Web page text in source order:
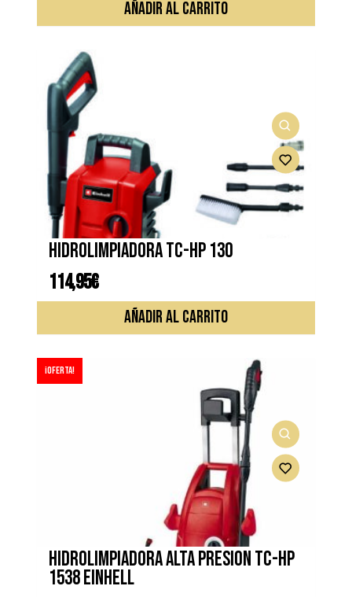
es:
89,95€.
AÑADIR AL CARRITO
Hidrolimpiadora TC-HP 130
114,95€
AÑADIR AL CARRITO
¡Oferta!
Hidrolimpiadora alta presion TC-HP
1538 EINHELL